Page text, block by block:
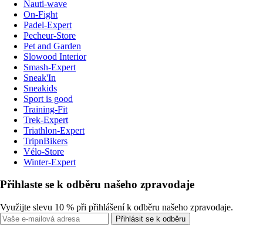
Nauti-wave
On-Fight
Padel-Expert
Pecheur-Store
Pet and Garden
Slowood Interior
Smash-Expert
Sneak'In
Sneakids
Sport is good
Training-Fit
Trek-Expert
Triathlon-Expert
TripnBikers
Vélo-Store
Winter-Expert
Přihlaste se k odběru našeho zpravodaje
Využijte slevu 10 % při přihlášení k odběru našeho zpravodaje.
Přihlásit se k odběru